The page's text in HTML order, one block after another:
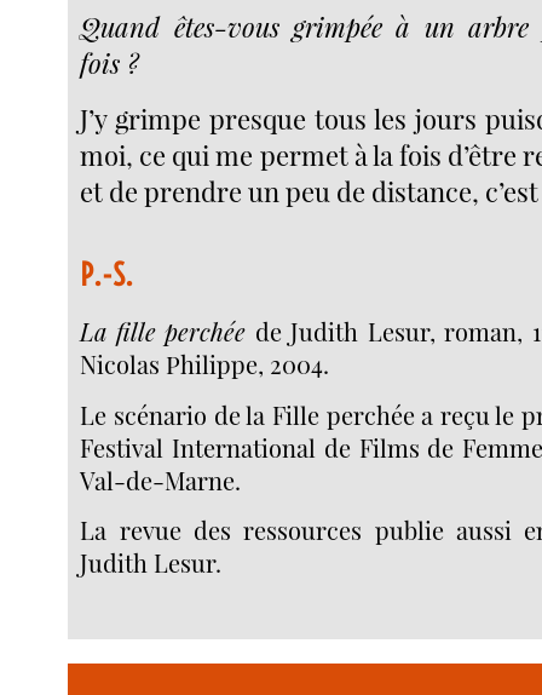
Quand êtes-vous grimpée à un
fois ?
J’y grimpe presque tous les jours
moi, ce qui me permet à la fois d’être
et de prendre un peu de distance,
P.-S.
La fille perchée de Judith Lesur, roman,
Nicolas Philippe, 2004.
Le scénario de la Fille perchée a reçu le
Festival International de Films de
Val-de-Marne.
La revue des ressources publie aussi
Judith Lesur.